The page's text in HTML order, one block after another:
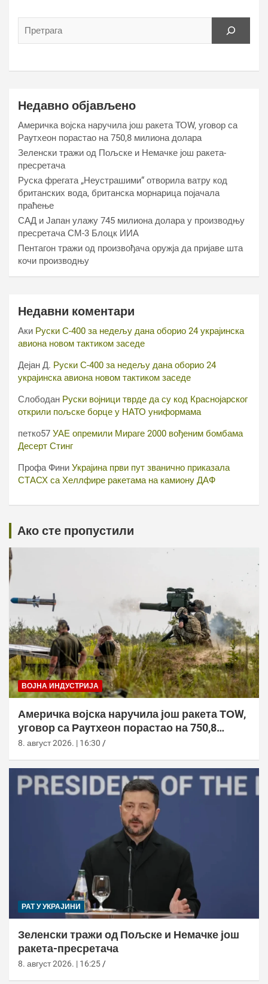
Недавно објављено
Америчка војска наручила још ракета ТОW, уговор са
Раyтхеон порастао на 750,8 милиона долара
Зеленски тражи од Пољске и Немачке још ракета-
пресретача
Руска фрегата „Неустрашими“ отворила ватру код
британских вода, британска морнарица појачала
праћење
САД и Јапан улажу 745 милиона долара у производњу
пресретача СМ-3 Блоцк ИИА
Пентагон тражи од произвођача оружја да пријаве шта
кочи производњу
Недавни коментари
Аки Руски С-400 за недељу дана оборио 24 украјинска
авиона новом тактиком заседе
Дејан Д. Руски С-400 за недељу дана оборио 24
украјинска авиона новом тактиком заседе
Слободан Руски војници тврде да су код Краснојарског
открили пољске борце у НАТО униформама
петко57 УАЕ опремили Мираге 2000 вођеним бомбама
Десерт Стинг
Профа Фини Украјина први пут званично приказала
СТАСХ са Хеллфире ракетама на камиону ДАФ
Ако сте пропустили
ВОЈНА ИНДУСТРИЈА
Америчка војска наручила још ракета ТОW,
уговор са Раyтхеон порастао на 750,8
милиона долара
8. август 2026. | 16:30
РАТ У УКРАЈИНИ
Зеленски тражи од Пољске и Немачке још
ракета-пресретача
8. август 2026. | 16:25